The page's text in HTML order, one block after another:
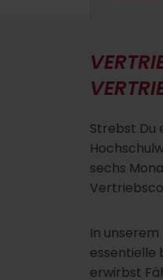
Strebst Du
sechs
In
essentielle
erwirbst